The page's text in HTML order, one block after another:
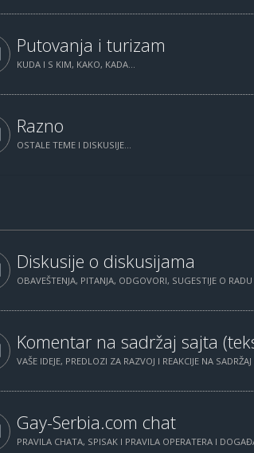
Putovanja i turizam
KUDA I S KIM, KAKO, KADA...
Razno
OSTALE TEME I DISKUSIJE...
Diskusije o diskusijama
OBAVEŠTENJA, PITANJA, ODGOVORI, SUGESTIJE O RADU
Komentar na sadržaj sajta
VAŠE IDEJE, PREDLOZI ZA RAZVOJ I REAKCIJE NA SADRŽAJ
Gay-Serbia.com chat
PRAVILA CHATA, SPISAK I PRAVILA OPERATERA I